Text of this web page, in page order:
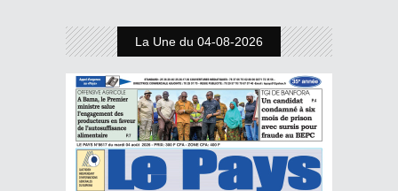
La Une du 04-08-2026